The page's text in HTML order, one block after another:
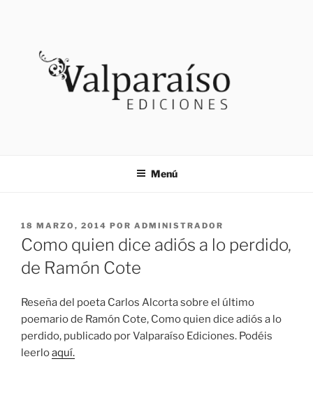
VALPARAISO EDICIONES
Menú
PUBLICADO
EL
18 MARZO, 2014 POR ADMINISTRADOR
Como quien dice adiós a lo perdido,
de Ramón Cote
Reseña del poeta Carlos Alcorta sobre el último
poemario de Ramón Cote, Como quien dice adiós a lo
perdido, publicado por Valparaíso Ediciones. Podéis
leerloaquí.